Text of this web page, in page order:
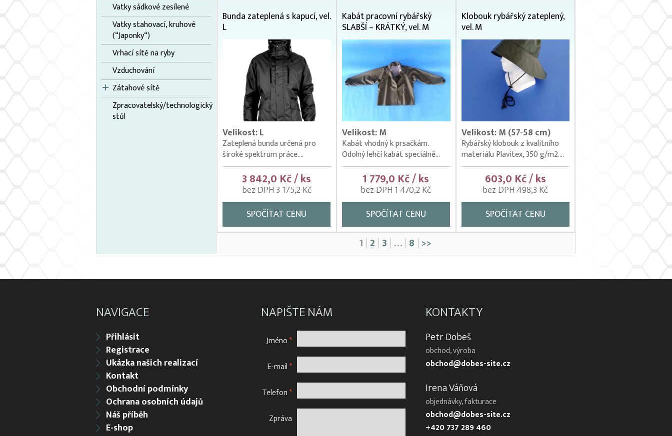
Vatky sádkové zesílené
Vatky stahovací, kruhové
(“Japonky“)
Vrhací sítě na ryby
Vzduchování
Zátahové sítě
Zpracovatelský/technologický
stůl
Bunda zateplená s kapucí, vel.
L
Velikost: L
Zateplená bunda určená pro
široké spektrum práce....
3 842,0 Kč / ks
bez DPH 3 175,2 Kč
SPOČÍTAT CENU
Kabát pracovní rybářský
SLABŠÍ – KRÁTKÝ, vel. M
Velikost: M
Kabát vhodný k prsačkám.
Odolný lehčí kabát speciálně...
1 779,0 Kč / ks
bez DPH 1 470,2 Kč
SPOČÍTAT CENU
Klobouk rybářský zateplený,
vel. M
Velikost: M (57-58 cm)
Rybářský klobouk z kvalitního
materiálu Plavitex, 350 g/m2....
603,0 Kč / ks
bez DPH 498,3 Kč
SPOČÍTAT CENU
1 2 3 … 8 >>
NAVIGACE
Přihlásit
Registrace
Ukázka našich realizací
Kontakt
Obchodní podmínky
Ochrana osobních údajů
Náš příběh
E-shop
NAPIŠTE NÁM
Jméno*
E-mail*
Telefon*
Zpráva
KONTAKTY
Petr Dobeš
obchod, výroba
obchod@dobes-site.cz
Irena Váňová
objednávky, fakturace
obchod@dobes-site.cz
+420 737 289 460